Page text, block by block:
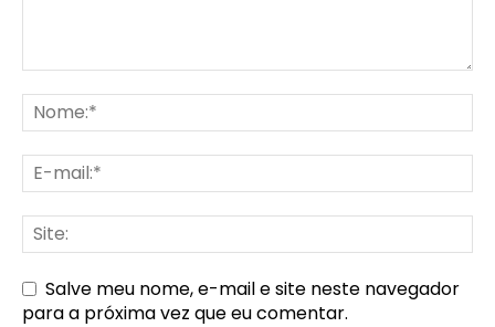
Salve meu nome, e-mail e site neste navegador
para a próxima vez que eu comentar.